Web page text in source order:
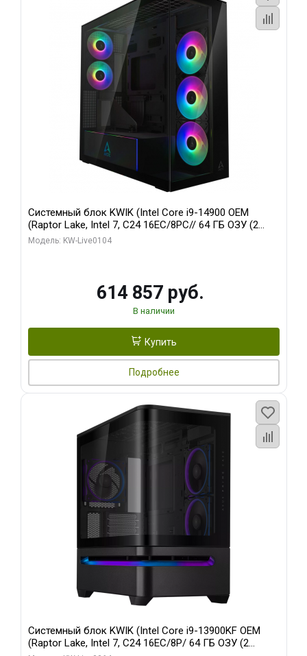
Системный блок KWIK (Intel Core i9-14900 OEM
(Raptor Lake, Intel 7, C24 16EC/8PC// 64 ГБ ОЗУ (2
модуля)/ Afox RTX4090 24GB GDDR6X 384-Bit 3xDP
Модель: KW-Live0104
614 857 руб.
В наличии
Купить
Подробнее
Системный блок KWIK (Intel Core i9-13900KF OEM
(Raptor Lake, Intel 7, C24 16EC/8P/ 64 ГБ ОЗУ (2